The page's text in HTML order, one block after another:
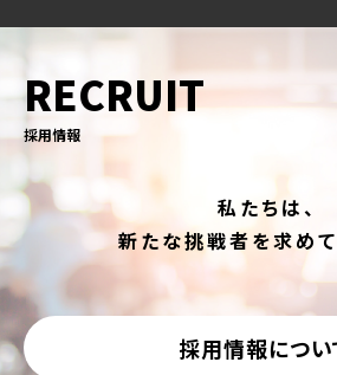
RECRUIT
採用情報
私たちは、
新たな挑戦者を求めて
採用情報につい